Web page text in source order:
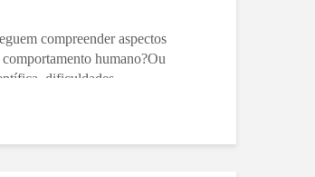
compreender aspectos
humano?Ou
dificuldades...